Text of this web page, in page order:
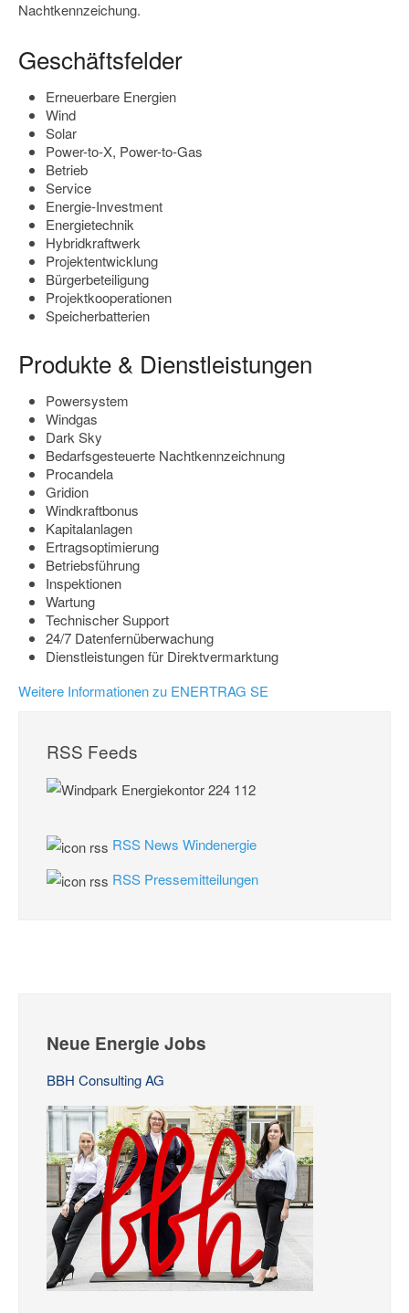
Nachtkennzeichung.
Geschäftsfelder
Erneuerbare Energien
Wind
Solar
Power-to-X, Power-to-Gas
Betrieb
Service
Energie-Investment
Energietechnik
Hybridkraftwerk
Projektentwicklung
Bürgerbeteiligung
Projektkooperationen
Speicherbatterien
Produkte & Dienstleistungen
Powersystem
Windgas
Dark Sky
Bedarfsgesteuerte Nachtkennzeichnung
Procandela
Gridion
Windkraftbonus
Kapitalanlagen
Ertragsoptimierung
Betriebsführung
Inspektionen
Wartung
Technischer Support
24/7 Datenfernüberwachung
Dienstleistungen für Direktvermarktung
Weitere Informationen zu ENERTRAG SE
RSS Feeds
RSS News Windenergie
RSS Pressemitteilungen
Neue Energie Jobs
BBH Consulting AG